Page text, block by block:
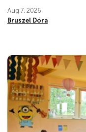
Aug 7, 2026
Bruszel Dóra